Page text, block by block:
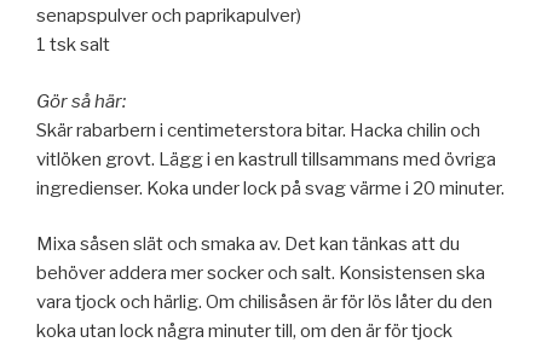
senapspulver och paprikapulver)
1 tsk salt
Gör så här:
Skär rabarbern i centimeterstora bitar. Hacka chilin och
vitlöken grovt. Lägg i en kastrull tillsammans med övriga
ingredienser. Koka under lock på svag värme i 20 minuter.
Mixa såsen slät och smaka av. Det kan tänkas att du
behöver addera mer socker och salt. Konsistensen ska
vara tjock och härlig. Om chilisåsen är för lös låter du den
koka utan lock några minuter till, om den är för tjock